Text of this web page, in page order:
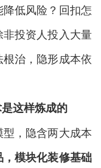
低风险？回扣怎
投资人投入大量
治，隐形成本依
这样炼成的
，隐含两大成本
模块化装修基础